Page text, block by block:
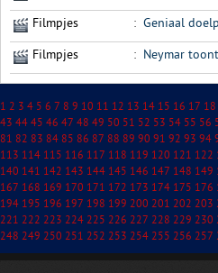
Filmpjes : Geniaal
Filmpjes : Neymar
1 2 3 4 5 6 7 8 9 10 11 12 13 14 15 16 17 18
43 44 45 46 47 48 49 50 51 52 53 54 55 56
81 82 83 84 85 86 87 88 89 90 91 92 93 94
113 114 115 116 117 118 119 120 121 122
140 141 142 143 144 145 146 147 148 149
167 168 169 170 171 172 173 174 175 176
194 195 196 197 198 199 200 201 202 203
221 222 223 224 225 226 227 228 229 230
248 249 250 251 252 253 254 255 256 257